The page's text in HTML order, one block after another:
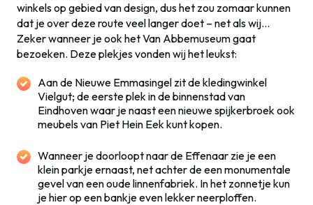
winkels op gebied van design, dus het zou zomaar kunnen
dat je over deze route veel langer doet – net als wij…
Zeker wanneer je ook het Van Abbemuseum gaat
bezoeken. Deze plekjes vonden wij het leukst:
Aan de Nieuwe Emmasingel zit de kledingwinkel
Vielgut; de eerste plek in de binnenstad van
Eindhoven waar je naast een nieuwe spijkerbroek ook
meubels van Piet Hein Eek kunt kopen.
Wanneer je doorloopt naar de Effenaar zie je een
klein parkje ernaast, net achter de een monumentale
gevel van een oude linnenfabriek. In het zonnetje kun
je hier op een bankje even lekker neerploffen.